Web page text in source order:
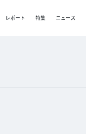
レポート 特集 ニュース